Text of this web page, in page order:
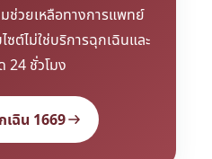
ช่วยเหลือทางการแพทย์
ต์ไม่ใช่บริการฉุกเฉินและ
24 ชั่วโมง
ฉิน 1669